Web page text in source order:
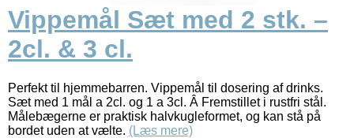
Vippemål Sæt med 2 stk. –
2cl. & 3 cl.
Perfekt til hjemmebarren. Vippemål til dosering af drinks.
Sæt med 1 mål a 2cl. og 1 a 3cl. Â Fremstillet i rustfri stål.
Målebægerne er praktisk halvkugleformet, og kan stå på
bordet uden at vælte. (Læs mere)